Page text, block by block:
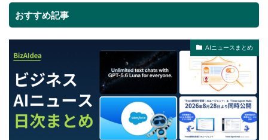
おすすめ記事
AIニュースまとめ